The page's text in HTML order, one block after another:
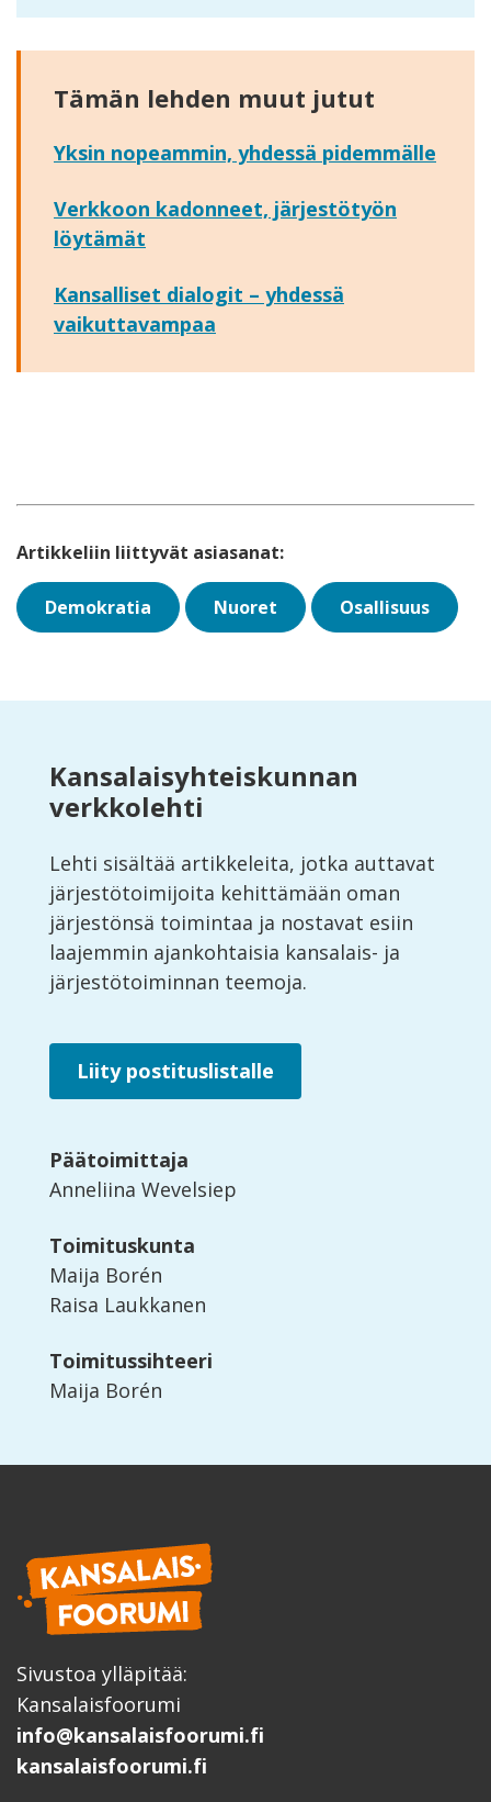
Tämän lehden muut jutut
Yksin nopeammin, yhdessä pidemmälle
Verkkoon kadonneet, järjestötyön
löytämät
Kansalliset dialogit – yhdessä
vaikuttavampaa
Artikkeliin liittyvät asiasanat:
Demokratia Nuoret Osallisuus
Kansalaisyhteiskunnan
verkkolehti
Lehti sisältää artikkeleita, jotka auttavat
järjestötoimijoita kehittämään oman
järjestönsä toimintaa ja nostavat esiin
laajemmin ajankohtaisia kansalais- ja
järjestötoiminnan teemoja.
Liity postituslistalle
Päätoimittaja
Anneliina Wevelsiep
Toimituskunta
Maija Borén
Raisa Laukkanen
Toimitussihteeri
Maija Borén
Sivustoa ylläpitää:
Kansalaisfoorumi
info@kansalaisfoorumi.fi
kansalaisfoorumi.fi